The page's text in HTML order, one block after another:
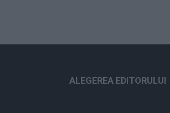
ALEGEREA EDITORULUI